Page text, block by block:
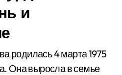
и
родилась 4 марта 1975
Она выросла в семье